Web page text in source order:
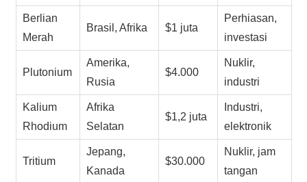
Berlian
Merah
Brasil, Afrika $1 juta
Perhiasan,
investasi
Plutonium
Amerika,
Rusia
$4.000
Nuklir,
industri
Kalium
Rhodium
Afrika
Selatan
$1,2 juta
Industri,
elektronik
Tritium
Jepang,
Kanada
$30.000
Nuklir, jam
tangan